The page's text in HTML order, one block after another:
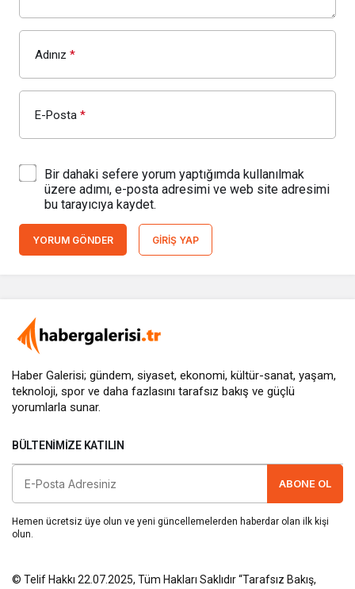
Adınız *
E-Posta *
Bir dahaki sefere yorum yaptığımda kullanılmak
üzere adımı, e-posta adresimi ve web site adresimi
bu tarayıcıya kaydet.
YORUM GÖNDER GIRIŞ YAP
Haber Galerisi; gündem, siyaset, ekonomi, kültür-sanat, yaşam,
teknoloji, spor ve daha fazlasını tarafsız bakış ve güçlü
yorumlarla sunar.
BÜLTENIMIZE KATILIN
ABONE OL
Hemen ücretsiz üye olun ve yeni güncellemelerden haberdar olan ilk kişi
olun.
© Telif Hakkı 22.07.2025, Tüm Hakları Saklıdır “Tarafsız Bakış,